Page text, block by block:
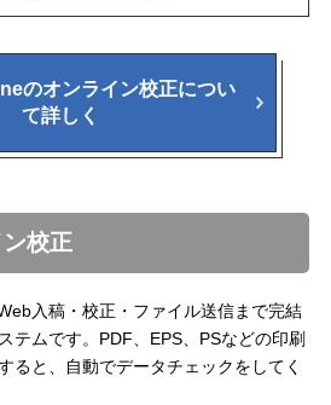
のオンライン校正につい
て詳しく
校正
入稿・校正・ファイル送信まで完結
テムです。PDF、EPS、PSなどの印刷
ると、自動でデータチェックをしてく